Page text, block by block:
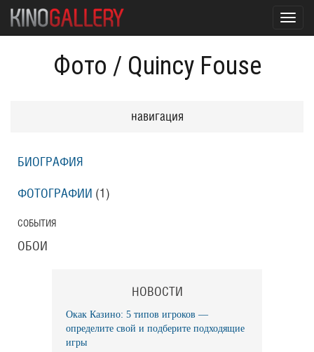
Фото / Quincy Fouse
навигация
БИОГРАФИЯ
ФОТОГРАФИИ (1 )
СОБЫТИЯ
ОБОИ
НОВОСТИ
Окак Казино: 5 типов игроков —
определите свой и подберите подходящие
игры